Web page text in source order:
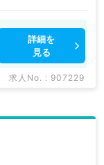
詳細を
見る
求人No. : 907229